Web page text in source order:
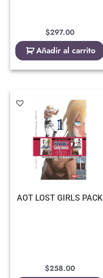
$297.00
Añadir al carrito
AOT LOST GIRLS PACK
$258.00